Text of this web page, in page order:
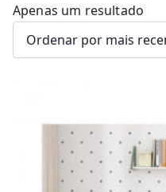
Apenas um resultado